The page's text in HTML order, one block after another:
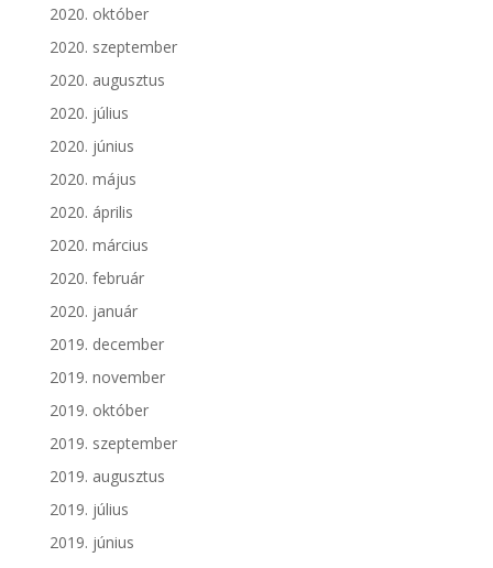
2020. október
2020. szeptember
2020. augusztus
2020. július
2020. június
2020. május
2020. április
2020. március
2020. február
2020. január
2019. december
2019. november
2019. október
2019. szeptember
2019. augusztus
2019. július
2019. június